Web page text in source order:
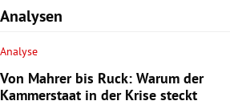
Analysen
Analyse
Von Mahrer bis Ruck: Warum der
Kammerstaat in der Krise steckt